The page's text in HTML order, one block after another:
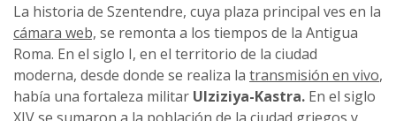
La historia de Szentendre, cuya plaza principal ves en la
cámara web, se remonta a los tiempos de la Antigua
Roma. En el siglo I, en el territorio de la ciudad
moderna, desde donde se realiza la transmisión en vivo,
había una fortaleza militar Ulziziya-Kastra. En el siglo
XIV se sumaron a la población de la ciudad griegos y